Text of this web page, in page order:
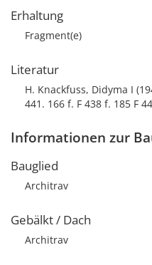
Erhaltung
Fragment(e)
Literatur
H. Knackfuss, Didyma I
441. 166 f. F 438 f. 185 F
Informationen zur
Bauglied
Architrav
Gebälkt / Dach
Architrav